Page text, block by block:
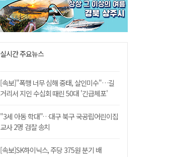
실시간 주요뉴스
[속보]"폭행 너무 심해 중태, 살인미수"…길
거리서 지인 수십회 때린 50대 '긴급체포'
"3세 아동 학대"…대구 북구 국공립어린이집
교사 2명 검찰 송치
[속보]SK하이닉스, 주당 375원 분기 배